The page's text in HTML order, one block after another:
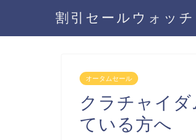
割引セールウォッチ
オータムセール
クラチャイ
ている方へ